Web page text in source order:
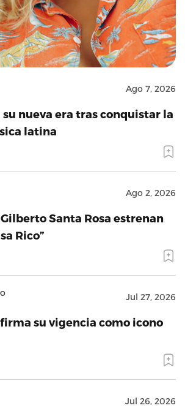
Ago 7, 2026
su nueva era tras conquistar la
latina
Ago 2, 2026
Santa Rosa estrenan
Rico”
Jul 27, 2026
su vigencia como icono
Jul 26, 2026